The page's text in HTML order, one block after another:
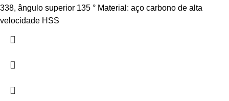
338, ângulo superior 135 ° Material: aço carbono de alta
velocidade HSS